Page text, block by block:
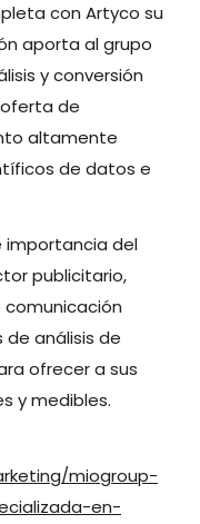
con Artyco su
aporta al grupo
y conversión
de
altamente
de datos e
importancia del
publicitario,
análisis de
ofrecer a sus
y medibles.
miogroup-
en-